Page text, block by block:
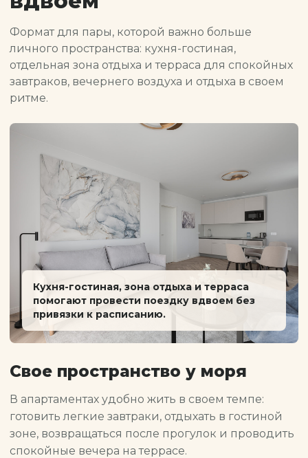
Формат для пары, которой важно больше
личного пространства: кухня-гостиная,
отдельная зона отдыха и терраса для спокойных
завтраков, вечернего воздуха и отдыха в своем
ритме.
Кухня-гостиная, зона отдыха и терраса
помогают провести поездку вдвоем без
привязки к расписанию.
Свое пространство у моря
В апартаментах удобно жить в своем темпе:
готовить легкие завтраки, отдыхать в гостиной
зоне, возвращаться после прогулок и проводить
спокойные вечера на террасе.